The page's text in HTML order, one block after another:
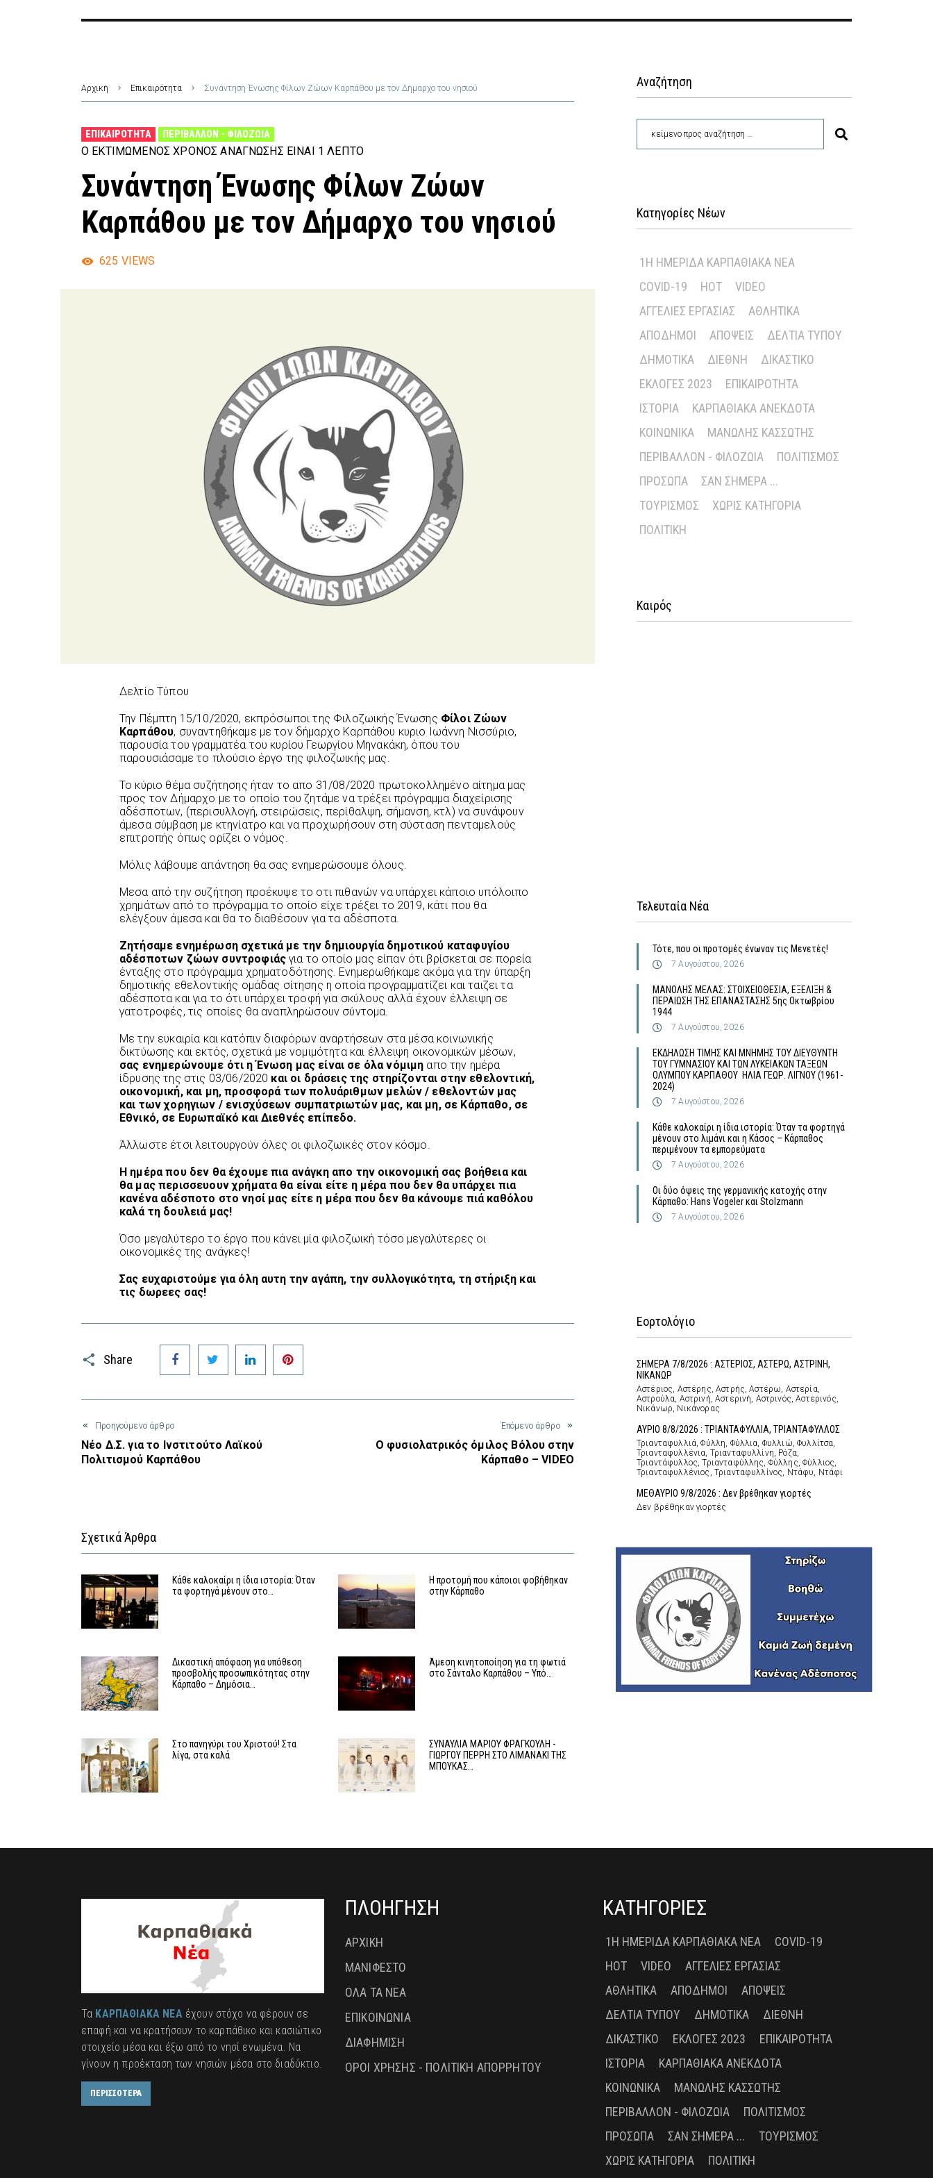
Αρχική Επικαιρότητα Συνάντηση Ένωσης Φίλων Ζώων Καρπάθου με τον Δήμαρχο του νησιού
ΕΠΙΚΑΙΡΌΤΗΤΑ ΠΕΡΙΒΆΛΛΟΝ - ΦΙΛΟΖΩΊΑ
Ο ΕΚΤΙΜΏΜΕΝΟΣ ΧΡΌΝΟΣ ΑΝΆΓΝΩΣΗΣ ΕΊΝΑΙ 1 ΛΕΠΤΌ
Συνάντηση Ένωσης Φίλων Ζώων
Καρπάθου με τον Δήμαρχο του νησιού
625 VIEWS
Δελτίο Τύπου
Την Πέμπτη 15/10/2020, εκπρόσωποι της Φιλοζωικής Ένωσης Φίλοι Ζώων
Καρπάθου, συναντηθήκαμε με τον δήμαρχο Καρπάθου κυριο Ιωάννη Νισσύριο,
παρουσία του γραμματέα του κυρίου Γεωργίου Μηνακάκη, όπου του
παρουσιάσαμε το πλούσιο έργο της φιλοζωικής μας.
Το κύριο θέμα συζήτησης ήταν το απο 31/08/2020 πρωτοκολλημένο αίτημα μας
προς τον Δήμαρχο με το οποίο του ζητάμε να τρέξει πρόγραμμα διαχείρισης
αδέσποτων, (περισυλλογή, στειρώσεις, περίθαλψη, σήμανση, κτλ) να συνάψουν
άμεσα σύμβαση με κτηνίατρο και να προχωρήσουν στη σύσταση πενταμελούς
επιτροπής όπως ορίζει ο νόμος.
Μόλις λάβουμε απάντηση θα σας ενημερώσουμε όλους.
Μεσα από την συζήτηση προέκυψε το οτι πιθανών να υπάρχει κάποιο υπόλοιπο
χρημάτων από το πρόγραμμα το οποίο είχε τρέξει το 2019, κάτι που θα
ελέγξουν άμεσα και θα το διαθέσουν για τα αδέσποτα.
Ζητήσαμε ενημέρωση σχετικά με την δημιουργία δημοτικού καταφυγίου
αδέσποτων ζώων συντροφιάς για το οποίο μας είπαν ότι βρίσκεται σε πορεία
ένταξης στο πρόγραμμα χρηματοδότησης. Ενημερωθήκαμε ακόμα για την ύπαρξη
δημοτικής εθελοντικής ομάδας σίτησης η οποία προγραμματίζει και ταιζει τα
αδέσποτα και για το ότι υπάρχει τροφή για σκύλους αλλά έχουν έλλειψη σε
γατοτροφές, τις οποίες θα αναπληρώσουν σύντομα.
Με την ευκαιρία και κατόπιν διαφόρων αναρτήσεων στα μέσα κοινωνικής
δικτύωσης και εκτός, σχετικά με νομιμότητα και έλλειψη οικονομικών μέσων,
σας ενημερώνουμε ότι η Ένωση μας είναι σε όλα νόμιμη απο την ημέρα
ίδρυσης της στις 03/06/2020 και οι δράσεις της στηρίζονται στην εθελοντική,
οικονομική, και μη, προσφορά των πολυάριθμων μελών / εθελοντών μας
και των χορηγιων / ενισχύσεων συμπατριωτών μας, και μη, σε Κάρπαθο, σε
Εθνικό, σε Ευρωπαϊκό και Διεθνές επίπεδο.
Άλλωστε έτσι λειτουργούν όλες οι φιλοζωικές στον κόσμο.
Η ημέρα που δεν θα έχουμε πια ανάγκη απο την οικονομική σας βοήθεια και
θα μας περισσευουν χρήματα θα είναι είτε η μέρα που δεν θα υπάρχει πια
κανένα αδέσποτο στο νησί μας είτε η μέρα που δεν θα κάνουμε πιά καθόλου
καλά τη δουλειά μας!
Όσο μεγαλύτερο το έργο που κάνει μία φιλοζωική τόσο μεγαλύτερες οι
οικονομικές της ανάγκες!
Σας ευχαριστούμε για όλη αυτη την αγάπη, την συλλογικότητα, τη στήριξη και
τις δωρεες σας!
Share
Facebook Twitter LinkedIn
Προηγούμενο άρθρο
Νέο Δ.Σ. για το Ινστιτούτο Λαϊκού
Πολιτισμού Καρπάθου
Έπόμενο άρθρο
Ο φυσιολατρικός όμιλος Βόλου στην
Κάρπαθο – VIDEO
Σχετικά Άρθρα
Κάθε καλοκαίρι η ίδια ιστορία: Όταν
τα φορτηγά μένουν στο…
Η προτομή που κάποιοι φοβήθηκαν
στην Κάρπαθο
Δικαστική απόφαση για υπόθεση
προσβολής προσωπικότητας στην
Κάρπαθο – Δημόσια…
Άμεση κινητοποίηση για τη φωτιά
στο Σάνταλο Καρπάθου – Υπό…
Στο πανηγύρι του Χριστού! Στα
λίγα, στα καλά
ΣΥΝΑΥΛΙΑ ΜΑΡΙΟΥ ΦΡΑΓΚΟΥΛΗ -
ΓΙΩΡΓΟΥ ΠΕΡΡΗ ΣΤΟ ΛΙΜΑΝΑΚΙ ΤΗΣ
ΜΠΟΥΚΑΣ…
Αναζήτηση
Κατηγορίες Νέων
1Η ΗΜΕΡΊΔΑ ΚΑΡΠΑΘΙΑΚΆ ΝΈΑ
COVID-19
HOT
VIDEO
ΑΓΓΕΛΊΕΣ ΕΡΓΑΣΊΑΣ
ΑΘΛΗΤΙΚΆ
ΑΠΌΔΗΜΟΙ
ΑΠΌΨΕΙΣ
ΔΕΛΤΊΑ ΤΎΠΟΥ
ΔΗΜΟΤΙΚΆ
ΔΙΕΘΝΉ
ΔΙΚΑΣΤΙΚΌ
ΕΚΛΟΓΈΣ 2023
ΕΠΙΚΑΙΡΌΤΗΤΑ
ΙΣΤΟΡΊΑ
ΚΑΡΠΑΘΙΑΚΆ ΑΝΈΚΔΟΤΑ
ΚΟΙΝΩΝΙΚΆ
ΜΑΝΏΛΗΣ ΚΑΣΣΏΤΗΣ
ΠΕΡΙΒΆΛΛΟΝ - ΦΙΛΟΖΩΊΑ
ΠΟΛΙΤΙΣΜΌΣ
ΠΡΌΣΩΠΑ
ΣΑΝ ΣΉΜΕΡΑ ...
ΤΟΥΡΙΣΜΌΣ
ΧΩΡΊΣ ΚΑΤΗΓΟΡΊΑ
ΠΟΛΙΤΙΚΉ
Καιρός
Τελευταία Νέα
Τότε, που οι προτομές ένωναν τις Μενετές!
7 Αυγούστου, 2026
MΑΝΟΛΗΣ ΜΕΛΑΣ: ΣΤΟΙΧΕΙΟΘΕΣΙΑ, ΕΞΕΛΙΞΗ &
ΠΕΡΑΙΩΣΗ ΤΗΣ ΕΠΑΝΑΣΤΑΣΗΣ 5ης Οκτωβρίου
1944
7 Αυγούστου, 2026
ΕΚΔΗΛΩΣΗ ΤΙΜΗΣ ΚΑΙ ΜΝΗΜΗΣ ΤΟΥ ΔΙΕΥΘΥΝΤΗ
ΤΟΥ ΓΥΜΝΑΣΙΟΥ ΚΑΙ ΤΩΝ ΛΥΚΕΙΑΚΩΝ ΤΑΞΕΩΝ
ΟΛΥΜΠΟΥ ΚΑΡΠΑΘΟΥ ΗΛΙΑ ΓΕΩΡ. ΛΙΓΝΟΥ (1961-
2024)
7 Αυγούστου, 2026
Κάθε καλοκαίρι η ίδια ιστορία: Όταν τα φορτηγά
μένουν στο λιμάνι και η Κάσος – Κάρπαθος
περιμένουν τα εμπορεύματα
7 Αυγούστου, 2026
Οι δύο όψεις της γερμανικής κατοχής στην
Κάρπαθο: Hans Vogeler και Stolzmann
7 Αυγούστου, 2026
Εορτολόγιο
ΣΗΜΕΡΑ 7/8/2026 : ΑΣΤΕΡΙΟΣ, ΑΣΤΕΡΩ, ΑΣΤΡΙΝΗ,
ΝΙΚΑΝΩΡ
Αστέριος, Αστέρης, Αστρής, Αστέρω, Αστερία,
Αστρούλα, Αστρινή, Αστερινή, Αστρινός, Αστερινός,
Νικάνωρ, Νικάνορας
ΑΥΡΙΟ 8/8/2026 : ΤΡΙΑΝΤΑΦΥΛΛΙΑ, ΤΡΙΑΝΤΑΦΥΛΛΟΣ
Τριανταφυλλιά, Φύλλη, Φύλλια, Φυλλιώ, Φυλλίτσα,
Τριανταφυλλένια, Τριανταφυλλίνη, Ρόζα,
Τριαντάφυλλος, Τριανταφύλλης, Φύλλης, Φύλλιος,
Τριανταφυλλένιος, Τριανταφυλλίνος, Ντάφυ, Ντάφι
ΜΕΘΑΥΡΙΟ 9/8/2026 : Δεν βρέθηκαν γιορτές
Δεν βρέθηκαν γιορτές
Τα ΚΑΡΠΑΘΙΑΚΑ ΝΕΑ έχουν στόχο να φέρουν σε
επαφή και να κρατήσουν το καρπάθικο και κασιώτικο
στοιχείο μέσα και έξω από το νησί ενωμένα. Να
γίνουν η προέκταση των νησιών μέσα στο διαδύκτιο.
ΠΕΡΙΣΣΟΤΕΡΑ
ΠΛΟΗΓΗΣΗ
ΑΡΧΙΚΗ
ΜΑΝΙΦΕΣΤΟ
ΟΛΑ ΤΑ ΝΕΑ
ΕΠΙΚΟΙΝΩΝΙΑ
ΔΙΑΦΗΜΙΣΗ
ΟΡΟΙ ΧΡΗΣΗΣ - ΠΟΛΙΤΙΚΗ ΑΠΟΡΡΗΤΟΥ
ΚΑΤΗΓΟΡΙΕΣ
1Η ΗΜΕΡΊΔΑ ΚΑΡΠΑΘΙΑΚΆ ΝΈΑ
COVID-19
HOT
VIDEO
ΑΓΓΕΛΊΕΣ ΕΡΓΑΣΊΑΣ
ΑΘΛΗΤΙΚΆ
ΑΠΌΔΗΜΟΙ
ΑΠΌΨΕΙΣ
ΔΕΛΤΊΑ ΤΎΠΟΥ
ΔΗΜΟΤΙΚΆ
ΔΙΕΘΝΉ
ΔΙΚΑΣΤΙΚΌ
ΕΚΛΟΓΈΣ 2023
ΕΠΙΚΑΙΡΌΤΗΤΑ
ΙΣΤΟΡΊΑ
ΚΑΡΠΑΘΙΑΚΆ ΑΝΈΚΔΟΤΑ
ΚΟΙΝΩΝΙΚΆ
ΜΑΝΏΛΗΣ ΚΑΣΣΏΤΗΣ
ΠΕΡΙΒΆΛΛΟΝ - ΦΙΛΟΖΩΊΑ
ΠΟΛΙΤΙΣΜΌΣ
ΠΡΌΣΩΠΑ
ΣΑΝ ΣΉΜΕΡΑ ...
ΤΟΥΡΙΣΜΌΣ
ΧΩΡΊΣ ΚΑΤΗΓΟΡΊΑ
ΠΟΛΙΤΙΚΉ